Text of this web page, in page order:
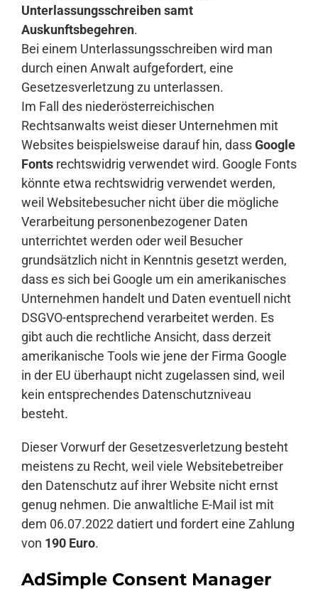
Blog
Anmelden
Unterlassungsschreiben samt
Auskunftsbegehren.
Bei einem Unterlassungsschreiben wird man
durch einen Anwalt aufgefordert, eine
Gesetzesverletzung zu unterlassen.
Im Fall des niederösterreichischen
Rechtsanwalts weist dieser Unternehmen mit
Websites beispielsweise darauf hin, dassGoogle
Fonts rechtswidrig verwendet wird. Google Fonts
könnte etwa rechtswidrig verwendet werden,
weil Websitebesucher nicht über die mögliche
Verarbeitung personenbezogener Daten
unterrichtet werden oder weil Besucher
grundsätzlich nicht in Kenntnis gesetzt werden,
dass es sich bei Google um ein amerikanisches
Unternehmen handelt und Daten eventuell nicht
DSGVO-entsprechend verarbeitet werden. Es
gibt auch die rechtliche Ansicht, dass derzeit
amerikanische Tools wie jene der Firma Google
in der EU überhaupt nicht zugelassen sind, weil
kein entsprechendes Datenschutzniveau
besteht.
Dieser Vorwurf der Gesetzesverletzung besteht
meistens zu Recht, weil viele Websitebetreiber
den Datenschutz auf ihrer Website nicht ernst
genug nehmen. Die anwaltliche E-Mail ist mit
dem 06.07.2022 datiert und fordert eine Zahlung
von 190 Euro.
AdSimple Consent Manager